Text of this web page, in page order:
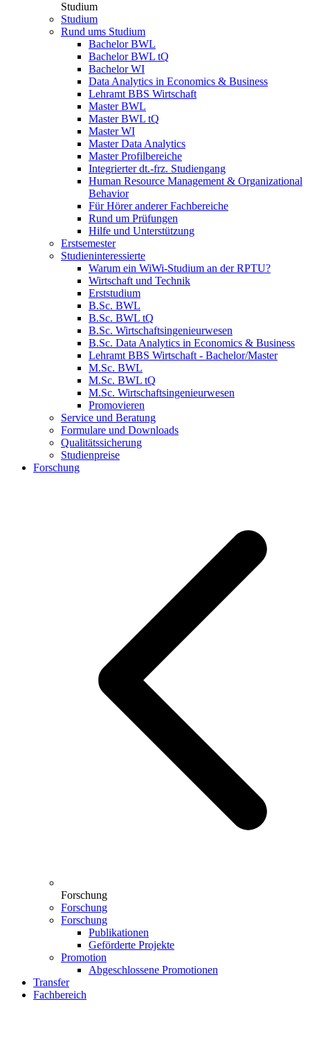
Studium
Studium
Rund ums Studium
Bachelor BWL
Bachelor BWL tQ
Bachelor WI
Data Analytics in Economics & Business
Lehramt BBS Wirtschaft
Master BWL
Master BWL tQ
Master WI
Master Data Analytics
Master Profilbereiche
Integrierter dt.-frz. Studiengang
Human Resource Management & Organizational
Behavior
Für Hörer anderer Fachbereiche
Rund um Prüfungen
Hilfe und Unterstützung
Erstsemester
Studieninteressierte
Warum ein WiWi-Studium an der RPTU?
Wirtschaft und Technik
Erststudium
B.Sc. BWL
B.Sc. BWL tQ
B.Sc. Wirtschaftsingenieurwesen
B.Sc. Data Analytics in Economics & Business
Lehramt BBS Wirtschaft - Bachelor/Master
M.Sc. BWL
M.Sc. BWL tQ
M.Sc. Wirtschaftsingenieurwesen
Promovieren
Service und Beratung
Formulare und Downloads
Qualitätssicherung
Studienpreise
Forschung
Forschung
Forschung
Forschung
Publikationen
Geförderte Projekte
Promotion
Abgeschlossene Promotionen
Transfer
Fachbereich